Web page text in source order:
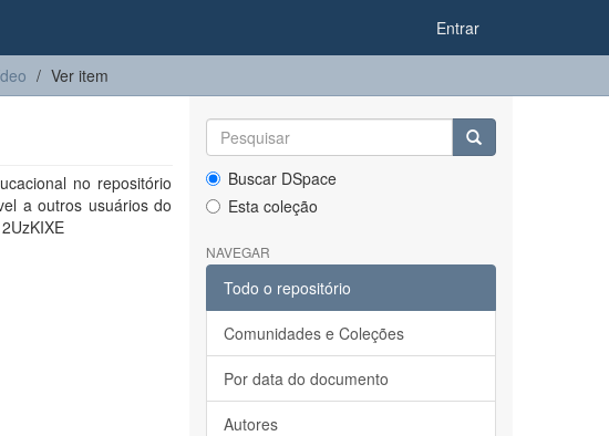
Entrar
Ver item
no repositório
a outros usuários do
Buscar DSpace
Esta coleção
NAVEGAR
Todo o repositório
Comunidades e Coleções
Por data do documento
Autores